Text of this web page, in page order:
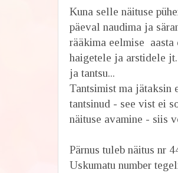
Kuna selle näituse
päeval naudima ja
rääkima eelmise aasta
haigetele ja arstidele
ja tantsu...
Tantsimist ma jätaksin
tantsinud - see vist ei
näituse avamine - siis
Pärnus tuleb näitus nr
Uskumatu number